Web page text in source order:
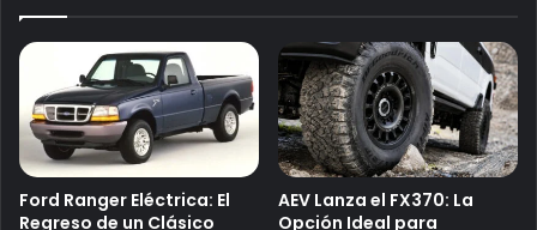
Ford Ranger Eléctrica: El
Regreso de un Clásico
AEV Lanza el FX370: La
Opción Ideal para